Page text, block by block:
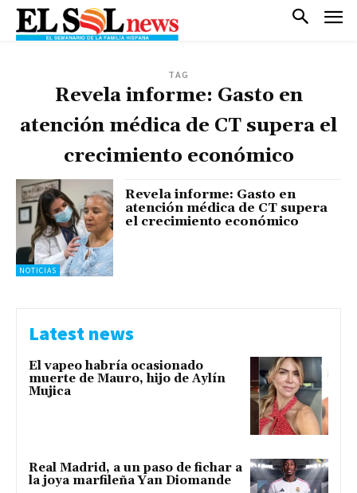
TAG
Revela informe: Gasto en
atención médica de CT supera el
crecimiento económico
NOTICIAS
Revela informe: Gasto en
atención médica de CT supera
el crecimiento económico
Latest news
El vapeo habría ocasionado
muerte de Mauro, hijo de Aylín
Mujica
Real Madrid, a un paso de fichar a
la joya marfileña Yan Diomande